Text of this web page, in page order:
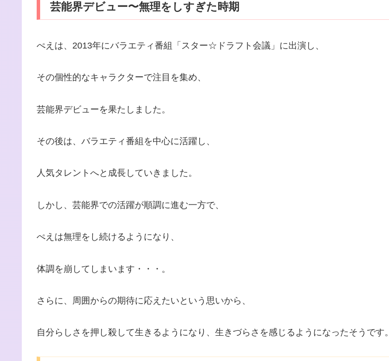
芸能界デビュー〜無理をしすぎた時期
ぺえは、2013年にバラエティ番組「スター☆ドラフト会議」に出演し、
その個性的なキャラクターで注目を集め、
芸能界デビューを果たしました。
その後は、バラエティ番組を中心に活躍し、
人気タレントへと成長していきました。
しかし、芸能界での活躍が順調に進む一方で、
ぺえは無理をし続けるようになり、
体調を崩してしまいます・・・。
さらに、周囲からの期待に応えたいという思いから、
自分らしさを押し殺して生きるようになり、生きづらさを感じるようになったそうです。